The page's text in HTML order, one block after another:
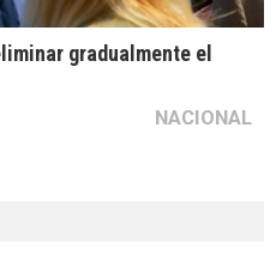
gradualmente el
NACIONAL